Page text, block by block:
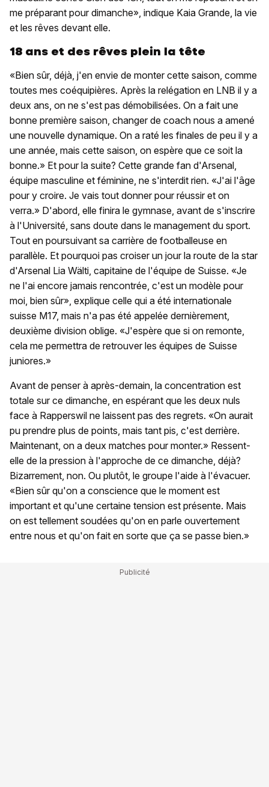
me préparant pour dimanche», indique Kaia Grande, la vie
et les rêves devant elle.
18 ans et des rêves plein la tête
«Bien sûr, déjà, j'en envie de monter cette saison, comme
toutes mes coéquipières. Après la relégation en LNB il y a
deux ans, on ne s'est pas démobilisées. On a fait une
bonne première saison, changer de coach nous a amené
une nouvelle dynamique. On a raté les finales de peu il y a
une année, mais cette saison, on espère que ce soit la
bonne.» Et pour la suite? Cette grande fan d'Arsenal,
équipe masculine et féminine, ne s'interdit rien. «J'ai l'âge
pour y croire. Je vais tout donner pour réussir et on
verra.» D'abord, elle finira le gymnase, avant de s'inscrire
à l'Université, sans doute dans le management du sport.
Tout en poursuivant sa carrière de footballeuse en
parallèle. Et pourquoi pas croiser un jour la route de la star
d'Arsenal Lia Wälti, capitaine de l'équipe de Suisse. «Je
ne l'ai encore jamais rencontrée, c'est un modèle pour
moi, bien sûr», explique celle qui a été internationale
suisse M17, mais n'a pas été appelée dernièrement,
deuxième division oblige. «J'espère que si on remonte,
cela me permettra de retrouver les équipes de Suisse
juniores.»
Avant de penser à après-demain, la concentration est
totale sur ce dimanche, en espérant que les deux nuls
face à Rapperswil ne laissent pas des regrets. «On aurait
pu prendre plus de points, mais tant pis, c'est derrière.
Maintenant, on a deux matches pour monter.» Ressent-
elle de la pression à l'approche de ce dimanche, déjà?
Bizarrement, non. Ou plutôt, le groupe l'aide à l'évacuer.
«Bien sûr qu'on a conscience que le moment est
important et qu'une certaine tension est présente. Mais
on est tellement soudées qu'on en parle ouvertement
entre nous et qu'on fait en sorte que ça se passe bien.»